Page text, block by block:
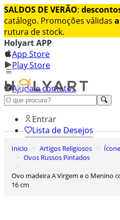
SALDOS DE VERÃO:
catálogo. Promoções válidas
rutura de stock.
Holyart APP
App Store
Play Store
Ajuda e contatos
Conheça premium
Entrar
Lista de Desejos
0
Carrinho de Compras
Inicio Artigos Religiosos
Ovos Russos Pintados
Ovo madeira A Virgem e o Menino com seis anjos ícone vermelho h tot
16 cm